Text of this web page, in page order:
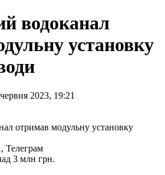
водоканал
установку
2023, 19:21
Телеграм
3 млн грн.